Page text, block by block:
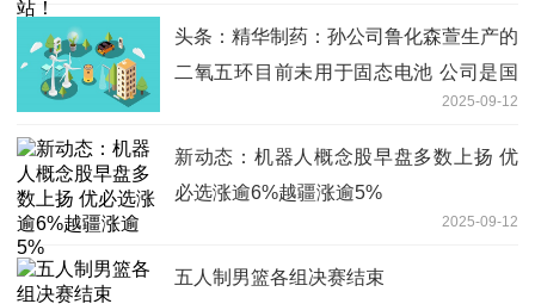
头条：精华制药：孙公司鲁化森萱生产的
二氧五环目前未用于固态电池 公司是国
2025-09-12
新动态：机器人概念股早盘多数上扬 优
必选涨逾6%越疆涨逾5%
2025-09-12
五人制男篮各组决赛结束